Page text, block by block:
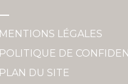
MENTIONS LÉGALES
POLITIQUE DE
PLAN DU SITE